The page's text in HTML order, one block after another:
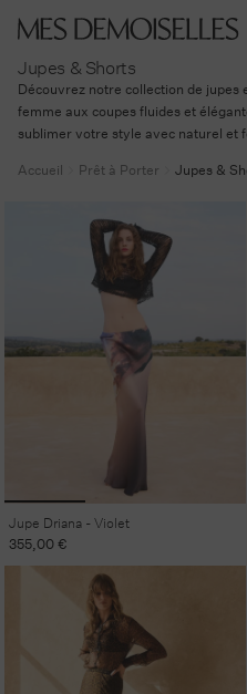
passer au
contenu
Jupes & Shorts
Découvrez notre collection de
femme aux coupes fluides et
sublimer votre style avec naturel et
Accueil
Prêt à Porter Jupes &
Jupe Driana - Violet
Prix
habituel
355,00 €